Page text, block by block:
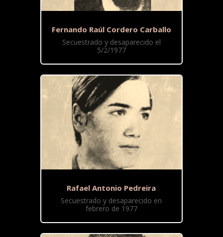
Fernando Raúl Cordero Carballo
Secuestrado y desaparecido el
5/2/1977
Rafael Antonio Pedreira
Secuestrado y desaparecido en
febrero de 1977